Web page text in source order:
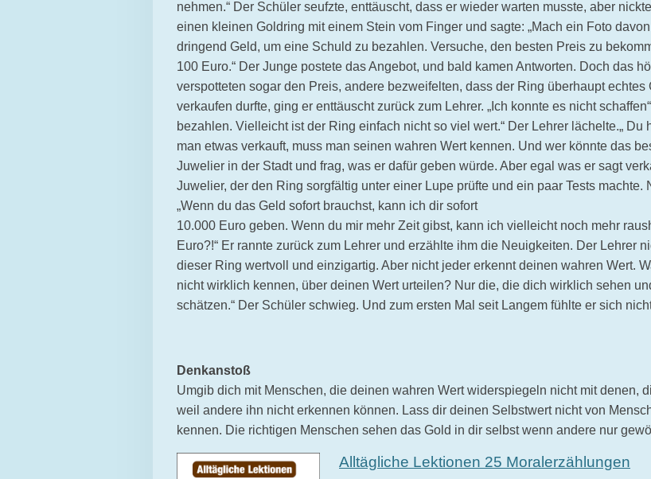
nehmen.“ Der Schüler seufzte, enttäuscht, dass er wieder warten musste, aber
einen kleinen Goldring mit einem Stein vom Finger und sagte: „Mach ein Foto
dringend Geld, um eine Schuld zu bezahlen. Versuche, den besten Preis zu
100 Euro.“ Der Junge postete das Angebot, und bald kamen Antworten. Doch das
verspotteten sogar den Preis, andere bezweifelten, dass der Ring überhaupt
verkaufen durfte, ging er enttäuscht zurück zum Lehrer. „Ich konnte es nicht
bezahlen. Vielleicht ist der Ring einfach nicht so viel wert.“ Der Lehrer lächelte.„
man etwas verkauft, muss man seinen wahren Wert kennen. Und wer könnte das
Juwelier in der Stadt und frag, was er dafür geben würde. Aber egal was er sagt
Juwelier, der den Ring sorgfältig unter einer Lupe prüfte und ein paar Tests
„Wenn du das Geld sofort brauchst, kann ich dir sofort
10.000 Euro geben. Wenn du mir mehr Zeit gibst, kann ich vielleicht noch mehr
Euro?!“ Er rannte zurück zum Lehrer und erzählte ihm die Neuigkeiten. Der Lehrer
dieser Ring wertvoll und einzigartig. Aber nicht jeder erkennt deinen wahren Wert.
nicht wirklich kennen, über deinen Wert urteilen? Nur die, die dich wirklich sehen
schätzen.“ Der Schüler schwieg. Und zum ersten Mal seit Langem fühlte er sich
Denkanstoß
Umgib dich mit Menschen, die deinen wahren Wert widerspiegeln nicht mit denen,
weil andere ihn nicht erkennen können. Lass dir deinen Selbstwert nicht von
kennen. Die richtigen Menschen sehen das Gold in dir selbst wenn andere nur
Alltägliche Lektionen 25 Moralerzählungen